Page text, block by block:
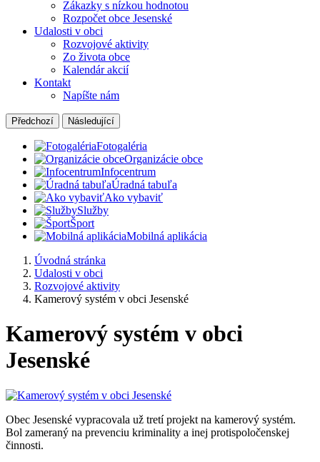
Zákazky s nízkou hodnotou
Rozpočet obce Jesenské
Udalosti v obci
Rozvojové aktivity
Zo života obce
Kalendár akcií
Kontakt
Napíšte nám
Předchozí Následující
Fotogaléria
Organizácie obce
Infocentrum
Úradná tabuľa
Ako vybaviť
Služby
Šport
Mobilná aplikácia
Úvodná stránka
Udalosti v obci
Rozvojové aktivity
Kamerový systém v obci Jesenské
Kamerový systém v obci
Jesenské
Obec Jesenské vypracovala už tretí projekt na kamerový systém.
Bol zameraný na prevenciu kriminality a inej protispoločenskej
činnosti.